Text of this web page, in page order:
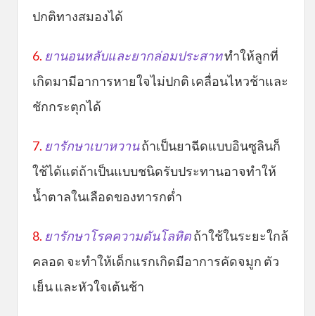
ปกติทางสมองได้
6. ยานอนหลับและยากล่อมประสาททำให้ลูกที่
เกิดมามีอาการหายใจไม่ปกติ เคลื่อนไหวช้าและ
ชักกระตุกได้
7. ยารักษาเบาหวานถ้าเป็นยาฉีดแบบอินซูลินก็
ใช้ได้แต่ถ้าเป็นแบบชนิดรับประทานอาจทำให้
น้ำตาลในเลือดของทารกต่ำ
8. ยารักษาโรคความดันโลหิตถ้าใช้ในระยะใกล้
คลอด จะทำให้เด็กแรกเกิดมีอาการคัดจมูก ตัว
เย็น และหัวใจเต้นช้า